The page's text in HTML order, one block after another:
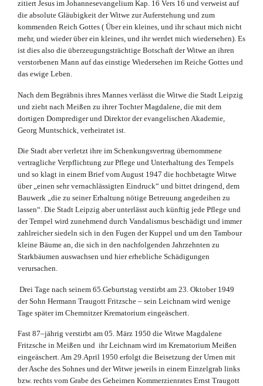
zitiert Jesus im Johannesevangelium Kap. 16 Vers 16 und verweist auf
die absolute Gläubigkeit der Witwe zur Auferstehung und zum
kommenden Reich Gottes ( Über ein kleines, und ihr schaut mich nicht
mehr, und wieder über ein kleines, und ihr werdet mich wiedersehen). Es
ist dies also die überzeugungsträchtige Botschaft der Witwe an ihren
verstorbenen Mann auf das einstige Wiedersehen im Reiche Gottes und
das ewige Leben.
Nach dem Begräbnis ihres Mannes verlässt die Witwe die Stadt Leipzig
und zieht nach Meißen zu ihrer Tochter Magdalene, die mit dem
dortigen Domprediger und Direktor der evangelischen Akademie,
Georg Muntschick, verheiratet ist.
Die Stadt aber verletzt ihre im Schenkungsvertrag übernommene
vertragliche Verpflichtung zur Pflege und Unterhaltung des Tempels
und so klagt in einem Brief vom August 1947 die hochbetagte Witwe
über „einen sehr vernachlässigten Eindruck“ und bittet dringend, dem
Bauwerk „die zu seiner Erhaltung nötige Betreuung angedeihen zu
lassen“. Die Stadt Leipzig aber unterlässt auch künftig jede Pflege und
der Tempel wird zunehmend durch Vandalismus beschädigt und immer
zahlreicher siedeln sich in den Fugen der Kuppel und um den Tambour
kleine Bäume an, die sich in den nachfolgenden Jahrzehnten zu
Starkbäumen auswachsen und hier erhebliche Schädigungen
verursachen.
Drei Tage nach seinem 65.Geburtstag verstirbt am 23. Oktober 1949
der Sohn Hermann Traugott Fritzsche – sein Leichnam wird wenige
Tage später im Chemnitzer Krematorium eingeäschert.
Fast 87–jährig verstirbt am 05. März 1950 die Witwe Magdalene
Fritzsche in Meißen und ihr Leichnam wird im Krematorium Meißen
eingeäschert. Am 29.April 1950 erfolgt die Beisetzung der Urnen mit
der Asche des Sohnes und der Witwe jeweils in einem Einzelgrab links
bzw. rechts vom Grabe des Geheimen Kommerzienrates Ernst Traugott